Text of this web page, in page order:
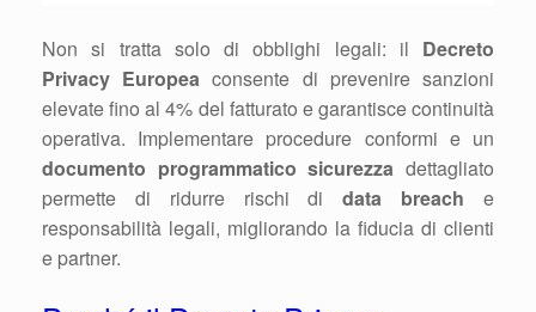
Non si tratta solo di obblighi legali: il Decreto
Privacy Europea consente di prevenire sanzioni
elevate fino al 4% del fatturato e garantisce continuità
operativa. Implementare procedure conformi e un
documento programmatico sicurezza dettagliato
permette di ridurre rischi didata breach e
responsabilità legali, migliorando la fiducia di clienti
e partner.